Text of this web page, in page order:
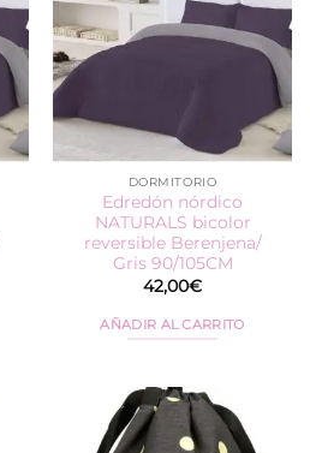
DORMITORIO
Edredón nórdico
NATURALS bicolor
reversible Berenjena/
Gris 90/105CM
42,00€
AÑADIR AL CARRITO